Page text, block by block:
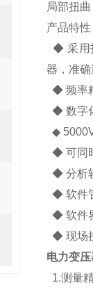
局部扭
产品特性
◆ 采用
器，准
◆ 频率
◆ 数字
◆
◆ 可同
◆ 分析
◆ 软件
◆ 软件
◆ 现场
电力变
1.测量